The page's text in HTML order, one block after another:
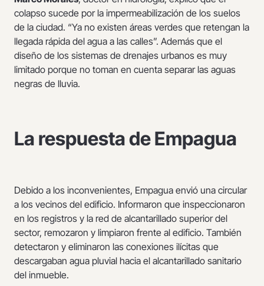
colapso sucede por la impermeabilización de los suelos
de la ciudad. “Ya no existen áreas verdes que retengan la
llegada rápida del agua a las calles”. Además que el
diseño de los sistemas de drenajes urbanos es muy
limitado porque no toman en cuenta separar las aguas
negras de lluvia.
La respuesta de Empagua
Debido a los inconvenientes, Empagua envió una circular
a los vecinos del edificio. Informaron que inspeccionaron
en los registros y la red de alcantarillado superior del
sector, remozaron y limpiaron frente al edificio. También
detectaron y eliminaron las conexiones ilícitas que
descargaban agua pluvial hacia el alcantarillado sanitario
del inmueble.